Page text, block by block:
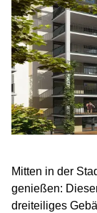
Mitten in der
genießen:
dreiteiliges